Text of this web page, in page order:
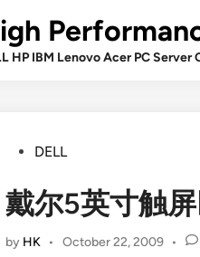
HP IBM Lenovo Acer PC
PostedDELL
戴尔5英寸触
by HK • October 22, 2009 •